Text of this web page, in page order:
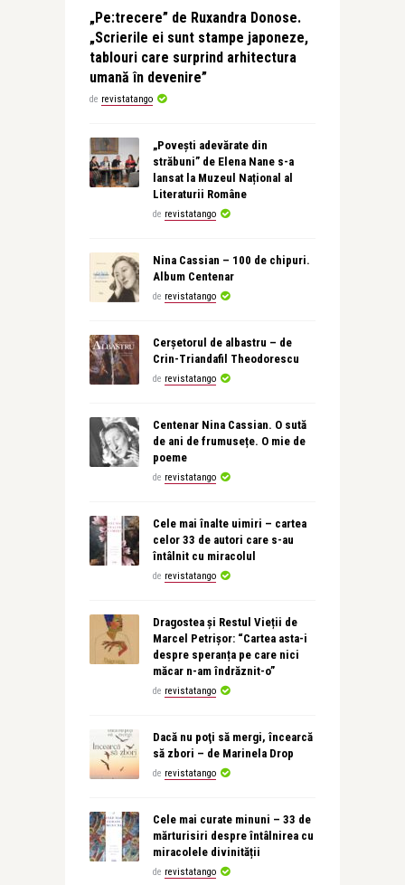
„Pe:trecere” de Ruxandra Donose.
„Scrierile ei sunt stampe japoneze,
tablouri care surprind arhitectura
umană în devenire”
de revistatango
„Povești adevărate din
străbuni” de Elena Nane s-a
lansat la Muzeul Național al
Literaturii Române
de revistatango
Nina Cassian – 100 de chipuri.
Album Centenar
de revistatango
Cerșetorul de albastru – de
Crin-Triandafil Theodorescu
de revistatango
Centenar Nina Cassian. O sută
de ani de frumusețe. O mie de
poeme
de revistatango
Cele mai înalte uimiri – cartea
celor 33 de autori care s-au
întâlnit cu miracolul
de revistatango
Dragostea și Restul Vieții de
Marcel Petrișor: “Cartea asta-i
despre speranța pe care nici
măcar n-am îndrăznit-o”
de revistatango
Dacă nu poţi să mergi, încearcă
să zbori – de Marinela Drop
de revistatango
Cele mai curate minuni – 33 de
mărturisiri despre întâlnirea cu
miracolele divinității
de revistatango